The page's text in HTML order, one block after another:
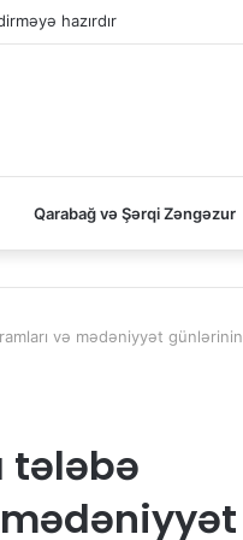
hazırdır
Qarabağ və Şərqi Zəngəzur
və mədəniyyət günlərinin
tələbə